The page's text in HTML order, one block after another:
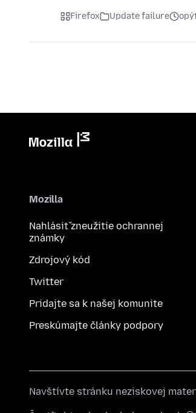
Firefox Update failure
Mozilla
Nahlásiť zneužitie ochrannej
známky
Zdrojový kód
Twitter
Pridajte sa k našej komunite
Preskúmajte články podpory
Navštívte stránku neziskovej